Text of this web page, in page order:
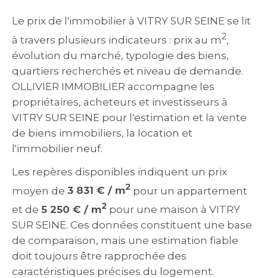
Le prix de l'immobilier à VITRY SUR SEINE se lit
à travers plusieurs indicateurs : prix au m2,
évolution du marché, typologie des biens,
quartiers recherchés et niveau de demande.
OLLIVIER IMMOBILIER accompagne les
propriétaires, acheteurs et investisseurs à
VITRY SUR SEINE pour l'estimation et la vente
de biens immobiliers, la location et
l'immobilier neuf.
Les repères disponibles indiquent un prix
moyen de 3 831 € / m2 pour un appartement
et de 5 250 € / m2 pour une maison à VITRY
SUR SEINE. Ces données constituent une base
de comparaison, mais une estimation fiable
doit toujours être rapprochée des
caractéristiques précises du logement.